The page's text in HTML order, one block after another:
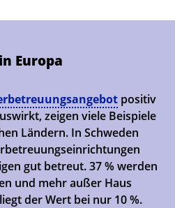
Europa
positiv
zeigen viele Beispiele
Ländern. In Schweden
gut betreut. 37 % werden
und mehr außer Haus
der Wert bei nur 10 %.